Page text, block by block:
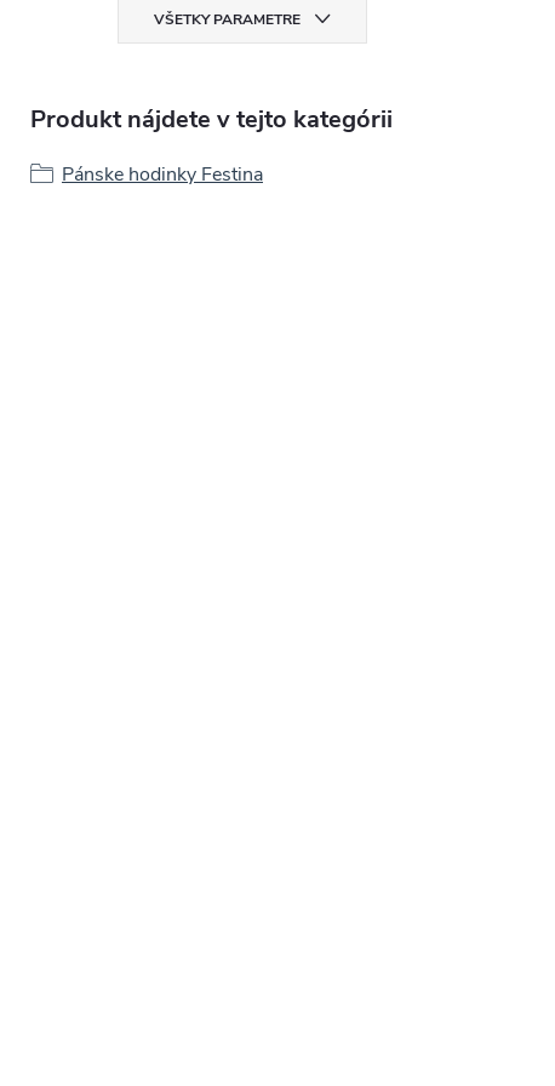
VŠETKY PARAMETRE
Produkt nájdete v tejto kategórii
Pánske hodinky Festina